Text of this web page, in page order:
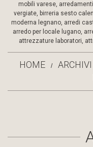
mobili varese,
vergiate, birreria sesto
moderna legnano, arredi
arredo per locale lugano,
attrezzature laboratori,
HOME